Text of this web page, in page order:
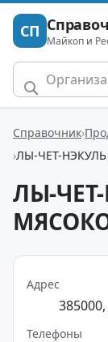
СП Майкоп и
Справочник
ЛЫ-ЧЕТ-
ЛЫ-
Адрес
Телефоны